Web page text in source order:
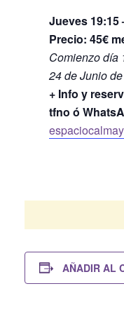
Jueves 19:15
Precio: 45€
Comienzo día
24 de Junio
+ Info y
tfno ó
AÑADIR AL